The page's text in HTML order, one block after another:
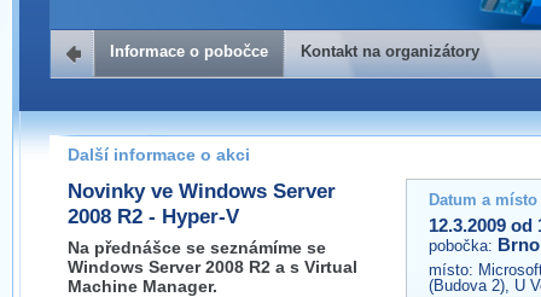
Kontakt na organizátory
Pokud máte jakýkoliv dotaz na organizátory této akce,
prosím neváhejte nás kontaktovat na e-mailu:
brno@wug.cz
Informace o pobočce Kontakt na organizátory
Další informace o akci
Novinky ve Windows Server
2008 R2 - Hyper-V
Na přednášce se seznámíme se
Windows Server 2008 R2 a s Virtual
Machine Manager.
Datum a
12.3.2009 od
pobočka: Brno
místo:
(Budova 2), U